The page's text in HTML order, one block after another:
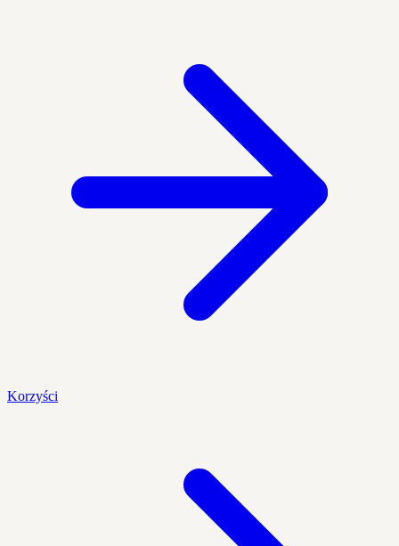
Korzyści